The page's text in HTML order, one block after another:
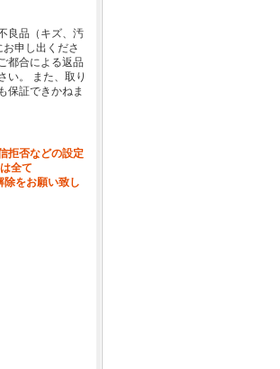
良品（キズ、汚
申し出くださ
都合による返品
い。 また、取り
保証できかねま
拒否などの設定
全て
をお願い致し